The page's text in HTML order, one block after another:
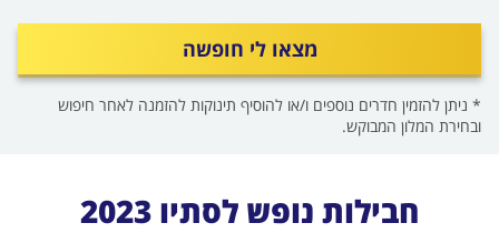
מצאו לי חופשה
* ניתן להזמין חדרים נוספים ו/או להוסיף תינוקות להזמנה לאחר חיפוש
ובחירת המלון המבוקש.
חבילות נופש לסתיו 2023